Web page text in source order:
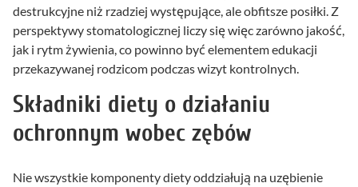
destrukcyjne niż rzadziej występujące, ale obfitsze posiłki. Z
perspektywy stomatologicznej liczy się więc zarówno jakość,
jak i rytm żywienia, co powinno być elementem edukacji
przekazywanej rodzicom podczas wizyt kontrolnych.
Składniki diety o działaniu
ochronnym wobec zębów
Nie wszystkie komponenty diety oddziałują na uzębienie